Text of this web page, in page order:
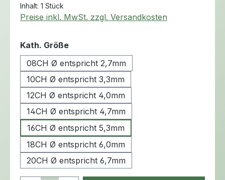
Inhalt: 1 Stück
Preise inkl. MwSt. zzgl. Versandkosten
Kath. Größeauswählen
08CH Ø entspricht 2,7mm
10CH Ø entspricht 3,3mm
12CH Ø entspricht 4,0mm
14CH Ø entspricht 4,7mm
16CH Ø entspricht 5,3mm
18CH Ø entspricht 6,0mm
20CH Ø entspricht 6,7mm